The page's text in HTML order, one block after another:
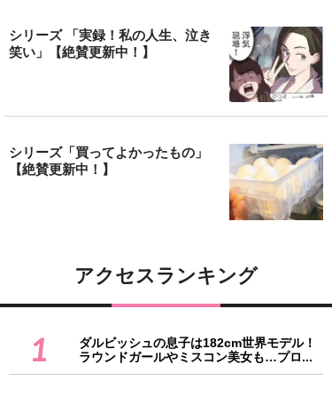
シリーズ 「実録！私の人生、泣き
笑い」【絶賛更新中！】
シリーズ「買ってよかったもの」
【絶賛更新中！】
アクセスランキング
1
ダルビッシュの息子は182cm世界モデル！
ラウンドガールやミスコン美女も…プロ...